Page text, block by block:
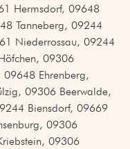
Hermsdorf, 09648
Tanneberg, 09244
Niederrossau, 09244
09306
09648 Ehrenberg,
09306 Beerwalde,
Biensdorf, 09669
09306
09306